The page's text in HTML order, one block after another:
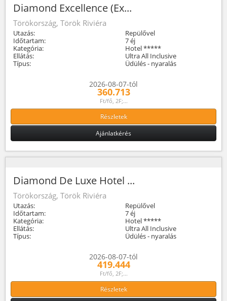
Diamond Excellence (Ex...
Törökország, Török Riviéra
Utazás:
Repülővel
Időtartam:
7 éj
Kategória:
Hotel *****
Ellátás:
Ultra All Inclusive
Típus:
Üdülés - nyaralás
2026-08-07-tól
360.713
Ft/fő, 2F;...
Részletek
Ajánlatkérés
Diamond De Luxe Hotel ...
Törökország, Török Riviéra
Utazás:
Repülővel
Időtartam:
7 éj
Kategória:
Hotel *****
Ellátás:
Ultra All Inclusive
Típus:
Üdülés - nyaralás
2026-08-07-tól
419.444
Ft/fő, 2F;...
Részletek